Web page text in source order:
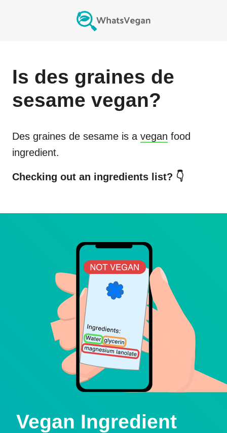
Is des graines de
sesame vegan?
Des graines de sesame is a vegan food
ingredient.
Checking out an ingredients list? 👇
Vegan Ingredient